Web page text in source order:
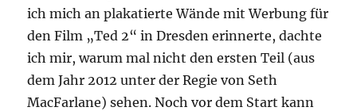
ich mich an plakatierte Wände mit Werbung für
den Film „Ted 2“ in Dresden erinnerte, dachte
ich mir, warum mal nicht den ersten Teil (aus
dem Jahr 2012 unter der Regie von Seth
MacFarlane) sehen. Noch vor dem Start kann